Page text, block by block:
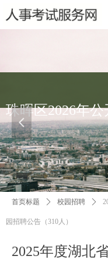
넳
2025年度湖北
首页标题 ꄲ 校园招聘 ꄲ
园招聘公告（310人）